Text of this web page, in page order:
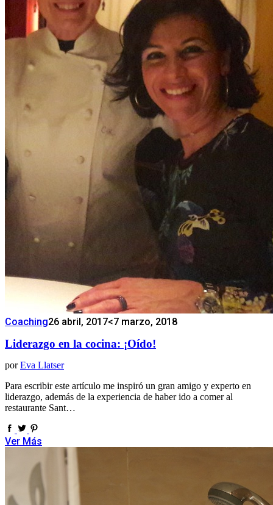
Coaching26 abril, 2017<7 marzo, 2018
Liderazgo en la cocina: ¡Oído!
por Eva Llatser
Para escribir este artículo me inspiró un gran amigo y experto en
liderazgo, además de la experiencia de haber ido a comer al
restaurante Sant…
Ver Más